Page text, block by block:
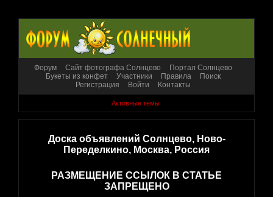
Форум Сайт фотографа Солнцево
Портал Солнцево
Букеты из конфет
Участники Правила
Поиск
Регистрация
Войти Контакты
Активные темы
Доска объявлений Солнцево, Ново-
Переделкино, Москва, Россия
РАЗМЕЩЕНИЕ ССЫЛОК В СТАТЬЕ
ЗАПРЕЩЕНО